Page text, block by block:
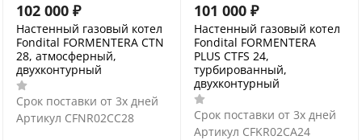
102 000 ₽
Настенный газовый котел
Fondital FORMENTERA CTN
28, атмосферный,
двухконтурный
Срок поставки от 3х дней
Артикул CFNR02CC28
101 000 ₽
Настенный газовый котел
Fondital FORMENTERA
PLUS CTFS 24,
турбированный,
двухконтурный
Срок поставки от 3х дней
Артикул CFKR02CA24